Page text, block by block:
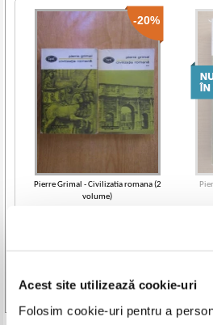
Acest site utilizează cookie-uri
Folosim cookie-uri pentru a
-20%
Pierre Grimal - Civilizatia romana (2
volume)